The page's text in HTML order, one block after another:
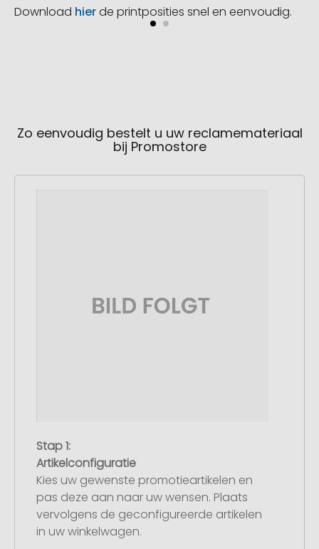
Download hierde printposities snel en eenvoudig.
Zo eenvoudig bestelt u uw reclamemateriaal
bij Promostore
Stap 1:
Artikelconfiguratie
Kies uw gewenste promotieartikelen en
pas deze aan naar uw wensen. Plaats
vervolgens de geconfigureerde artikelen
in uw winkelwagen.